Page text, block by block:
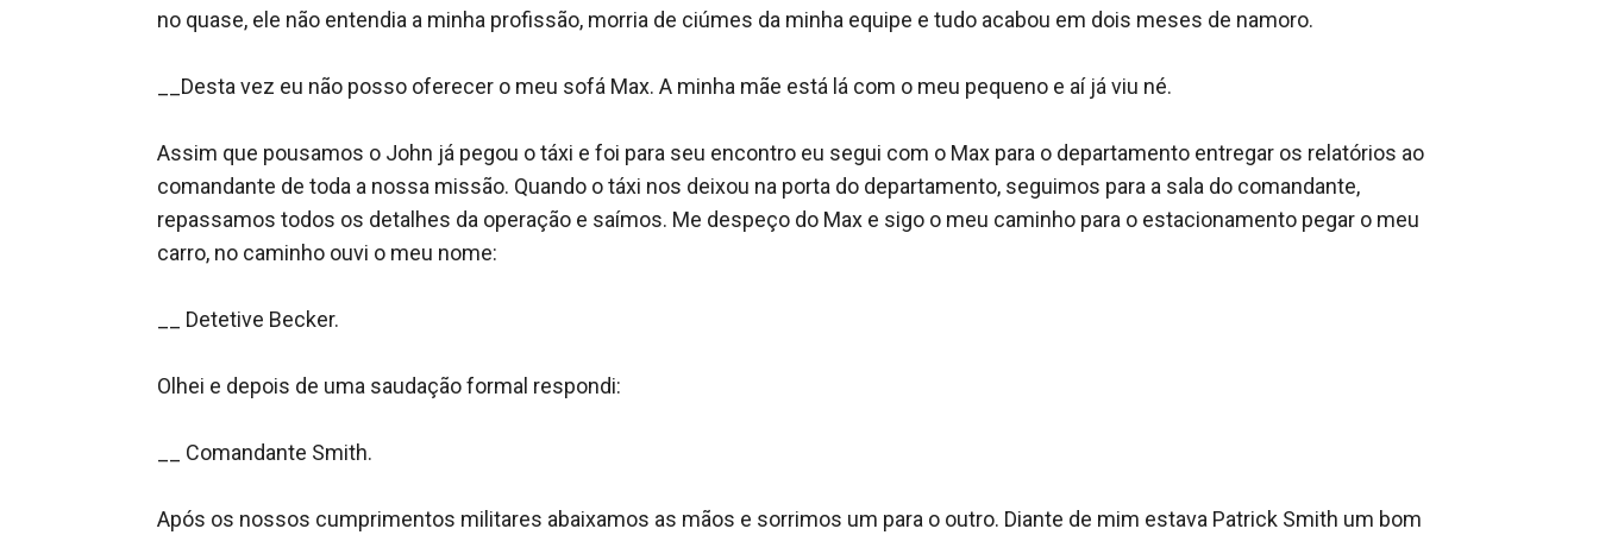
no quase, ele não entendia a minha profissão, morria de ciúmes da minha equipe e tudo acabou em dois meses de namoro.
__Desta vez eu não posso oferecer o meu sofá Max. A minha mãe está lá com o meu pequeno e aí já viu né.
Assim que pousamos o John já pegou o táxi e foi para seu encontro eu segui com o Max para o departamento entregar os relatórios ao
comandante de toda a nossa missão. Quando o táxi nos deixou na porta do departamento, seguimos para a sala do comandante,
repassamos todos os detalhes da operação e saímos. Me despeço do Max e sigo o meu caminho para o estacionamento pegar o meu
carro, no caminho ouvi o meu nome:
__ Detetive Becker.
Olhei e depois de uma saudação formal respondi:
__ Comandante Smith.
Após os nossos cumprimentos militares abaixamos as mãos e sorrimos um para o outro. Diante de mim estava Patrick Smith um bom